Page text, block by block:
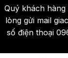
Quý khách
lòng gửi mail
số điện thoại